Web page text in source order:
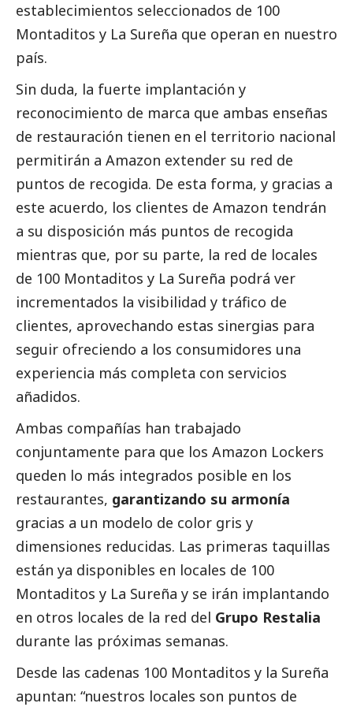
establecimientos seleccionados de 100
Montaditos y La Sureña que operan en nuestro
país.
Sin duda, la fuerte implantación y
reconocimiento de marca que ambas enseñas
de restauración tienen en el territorio nacional
permitirán a Amazon extender su red de
puntos de recogida. De esta forma, y gracias a
este acuerdo, los clientes de Amazon tendrán
a su disposición más puntos de recogida
mientras que, por su parte, la red de locales
de 100 Montaditos y La Sureña podrá ver
incrementados la visibilidad y tráfico de
clientes, aprovechando estas sinergias para
seguir ofreciendo a los consumidores una
experiencia más completa con servicios
añadidos.
Ambas compañías han trabajado
conjuntamente para que los Amazon Lockers
queden lo más integrados posible en los
restaurantes, garantizando su armonía
gracias a un modelo de color gris y
dimensiones reducidas. Las primeras taquillas
están ya disponibles en locales de 100
Montaditos y La Sureña y se irán implantando
en otros locales de la red del Grupo Restalia
durante las próximas semanas.
Desde las cadenas 100 Montaditos y la Sureña
apuntan: “nuestros locales son puntos de